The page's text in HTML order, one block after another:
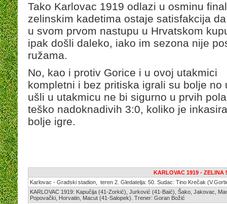
Tako Karlovac 1919 odlazi u osminu
zelinskim kadetima ostaje satisfakcija
u svom prvom nastupu u Hrvatskom
ipak došli daleko, iako im sezona nije
ružama.
No, kao i protiv Gorice i u ovoj utakmici
kompletni i bez pritiska igrali su bolje
ušli u utakmicu ne bi sigurno u prvih
teško nadoknadivih 3:0, koliko je
bolje igre.
KARLOVAC 1919 - ZELINA
Karlovac - Gradski stadion, teren 2. Gledatelja: 50. Sudac: Tino Krečak
KARLOVAC 1919: Kapučija (41-Zorkić), Jurković (41-Baić), Šako, Jakovac,
Popovački, Horvatin, Macut (41-Salopek). Trener: Goran Božić